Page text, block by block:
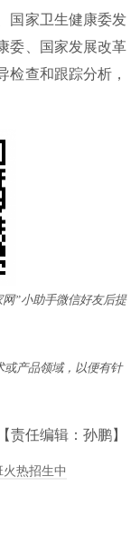
国家卫生健康委发
委、国家发展改革
检查和跟踪分析，
”小助手微信好友后提
或产品领域，以便有针
【责任编辑：孙鹏】
火热招生中